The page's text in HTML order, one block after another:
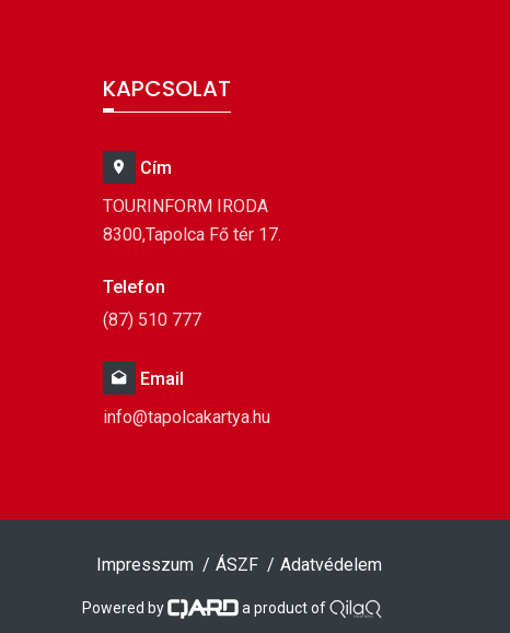
KAPCSOLAT
Cím
TOURINFORM IRODA
8300,Tapolca Fő tér 17.
Telefon
(87) 510 777
Email
info@tapolcakartya.hu
Impresszum ÁSZF Adatvédelem
Powered by a product of